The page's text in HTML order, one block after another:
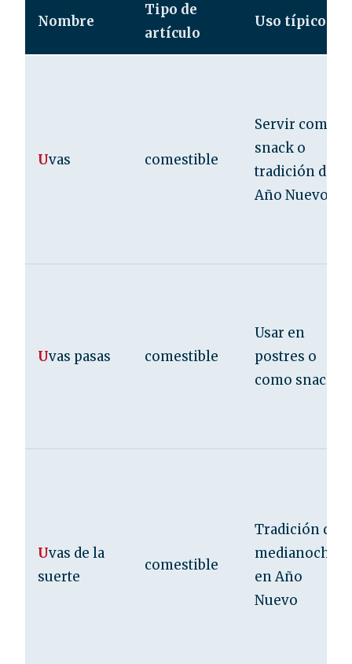
Nombre
Tipo de
artículo
Uso típico
Uvas comestible
Servir como
snack o
tradición de
Año Nuevo
Uvas pasas comestible
Usar en
postres o
como snack
Uvas de la
suerte
comestible
Tradición de
medianoche
en Año
Nuevo